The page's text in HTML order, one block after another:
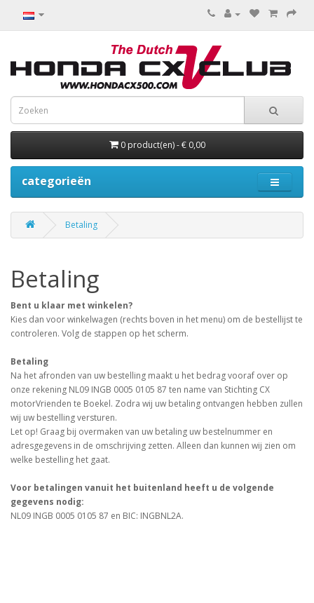
0 product(en) - € 0,00
categorieën
Betaling
Betaling
Bent u klaar met winkelen?
Kies dan voor winkelwagen (rechts boven in het menu) om de bestellijst te
controleren. Volg de stappen op het scherm.
Betaling
Na het afronden van uw bestelling maakt u het bedrag vooraf over op
onze rekening NL09 INGB 0005 0105 87 ten name van Stichting CX
motorVrienden te Boekel. Zodra wij uw betaling ontvangen hebben zullen
wij uw bestelling versturen.
Let op! Graag bij overmaken van uw betaling uw bestelnummer en
adresgegevens in de omschrijving zetten. Alleen dan kunnen wij zien om
welke bestelling het gaat.
Voor betalingen vanuit het buitenland heeft u de volgende
gegevens nodig:
NL09 INGB 0005 0105 87 en BIC: INGBNL2A.